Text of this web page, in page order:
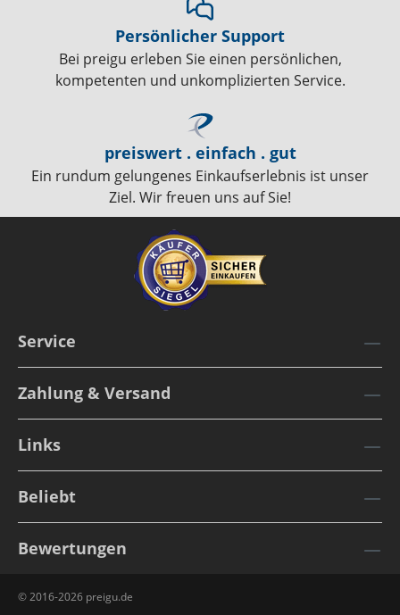
Persönlicher Support
Bei preigu erleben Sie einen persönlichen,
kompetenten und unkomplizierten Service.
preiswert . einfach . gut
Ein rundum gelungenes Einkaufserlebnis ist unser
Ziel. Wir freuen uns auf Sie!
Service
Zahlung & Versand
Links
Beliebt
Bewertungen
© 2016-2026 preigu.de